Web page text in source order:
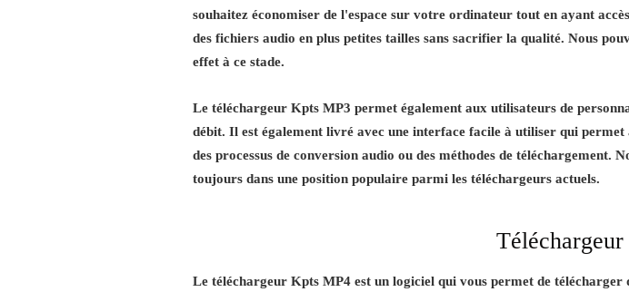
souhaitez économiser de l'espace sur votre ordinateur tout en ayant
des fichiers audio en plus petites tailles sans sacrifier la qualité. Nous
effet à ce stade.
Le téléchargeur Kpts MP3 permet également aux utilisateurs de
débit. Il est également livré avec une interface facile à utiliser qui
des processus de conversion audio ou des méthodes de téléchargement.
toujours dans une position populaire parmi les téléchargeurs actuels.
Le téléchargeur Kpts MP4 est un logiciel qui vous permet de